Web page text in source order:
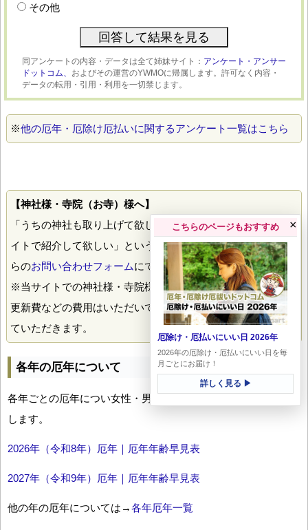
その他
同アンケートの内容・データは全て姉妹サイト： アンケート・アンサー
ドットコム、 およびその運営のYWMOに帰属します。許可なく内容・
データの転用・引用・利用を一切禁じます。
※他の厄年・厄除け厄払いに関するアンケート一覧はこちら
【神社様・寺院（お寺）様へ】
「うちの神社も取り上げて欲しい！」「うちのお寺もこのサ
イトで紹介して欲しい」というご希望がありましたら、こち
らのお問い合わせフォームにて掲載のご希望送付下さい。
※当サイトでの神社様・寺院様の掲載には、とくに掲載料や
更新費などの費用はいただいておりません。喜んで掲載させ
ていただきます。
各年の厄年について
各年ごとの厄年につい女性・男性の年齢早見表とともにお伝え
します。
2026年（令和8年）厄年｜厄年年齢早見表
2027年（令和9年）厄年｜厄年年齢早見表
他の年の厄年については→各年厄年一覧
こちらのページもおすすめ
厄除け・厄払いにいい日 2026年
2026年の厄除け・厄払いにいい日を毎
月ごとにお届け！
詳しく見る ▶
×